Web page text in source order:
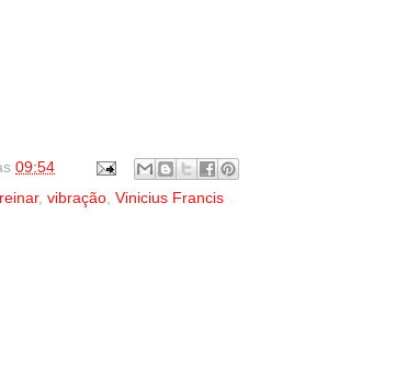
09:54
, vibração Vinicius Francis